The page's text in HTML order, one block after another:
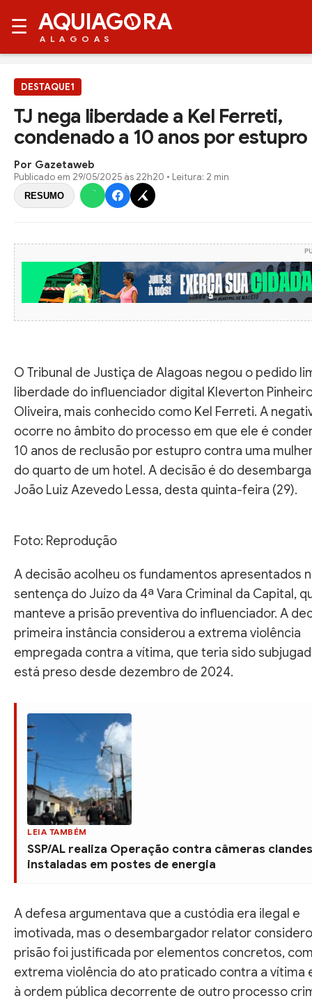
☰ AQUIAG RA
ALAGOAS
DESTAQUE1
TJ nega liberdade a Kel Ferreti,
condenado a 10 anos por estupro
Por Gazetaweb
Publicado em 29/05/2025 às 22h20 • Leitura: 2 min
RESUMO
O Tribunal de Justiça de Alagoas negou o pedido
liberdade do influenciador digital Kleverton
Oliveira, mais conhecido como Kel Ferreti. A
ocorre no âmbito do processo em que ele é
10 anos de reclusão por estupro contra uma
do quarto de um hotel. A decisão é do
João Luiz Azevedo Lessa, desta quinta-feira (29).
Foto: Reprodução
A decisão acolheu os fundamentos apresentados
sentença do Juízo da 4ª Vara Criminal da Capital,
manteve a prisão preventiva do influenciador. A
primeira instância considerou a extrema violência
empregada contra a vítima, que teria sido
está preso desde dezembro de 2024.
LEIA TAMBÉM
SSP/AL realiza Operação contra câmeras
instaladas em postes de energia
A defesa argumentava que a custódia era ilegal e
imotivada, mas o desembargador relator
prisão foi justificada por elementos concretos,
extrema violência do ato praticado contra a vítima
à ordem pública decorrente de outro processo